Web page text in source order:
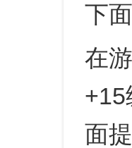
下
在
+15
面